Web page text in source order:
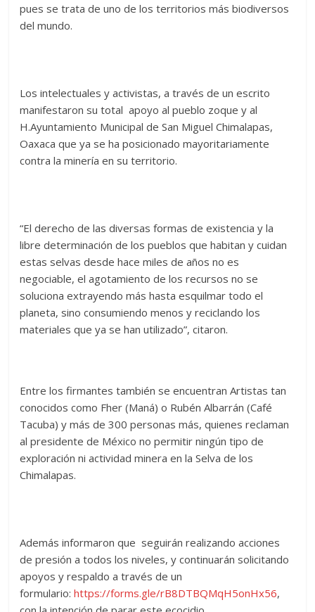
pues se trata de uno de los territorios más biodiversos
del mundo.
Los intelectuales y activistas, a través de un escrito
manifestaron su total apoyo al pueblo zoque y al
H.Ayuntamiento Municipal de San Miguel Chimalapas,
Oaxaca que ya se ha posicionado mayoritariamente
contra la minería en su territorio.
“El derecho de las diversas formas de existencia y la
libre determinación de los pueblos que habitan y cuidan
estas selvas desde hace miles de años no es
negociable, el agotamiento de los recursos no se
soluciona extrayendo más hasta esquilmar todo el
planeta, sino consumiendo menos y reciclando los
materiales que ya se han utilizado”, citaron.
Entre los firmantes también se encuentran Artistas tan
conocidos como Fher (Maná) o Rubén Albarrán (Café
Tacuba) y más de 300 personas más, quienes reclaman
al presidente de México no permitir ningún tipo de
exploración ni actividad minera en la Selva de los
Chimalapas.
Además informaron que seguirán realizando acciones
de presión a todos los niveles, y continuarán solicitando
apoyos y respaldo a través de un
formulario:https://forms.gle/rB8DTBQMqH5onHx56,